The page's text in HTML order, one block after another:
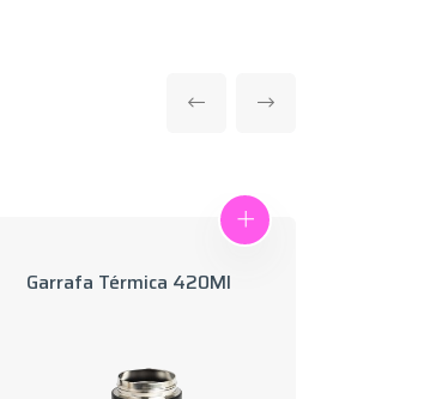
Garrafa Térmica 420Ml